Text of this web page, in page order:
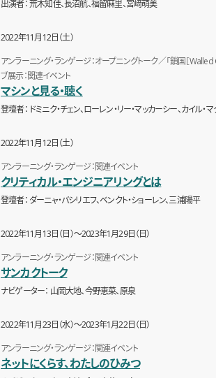
出演者 荒木知佳、長沼航、福留麻里、宮﨑萌美
2022年11月12日（土）
アンラーニング・ランゲージ：オープニングトーク／「鎖国［
ブ展示：関連イベント
マシンと見る・聴く
登壇者 ドミニク・チェン、ローレン・リー・マッカーシー、カイル・
2022年11月12日（土）
アンラーニング・ランゲージ：関連イベント
クリティカル・エンジニアリングとは
登壇者 ダーニャ・バシリエフ、ベンクト・ショーレン、三浦陽平
2022年11月13日（日）〜2023年1月29日（日）
アンラーニング・ランゲージ：関連イベント
サンカクトーク
ナビゲーター 山岡大地、今野恵菜、原泉
2022年11月23日（水）〜2023年1月22日（日）
アンラーニング・ランゲージ：関連イベント
ネットにくらす、わたしのひみつ